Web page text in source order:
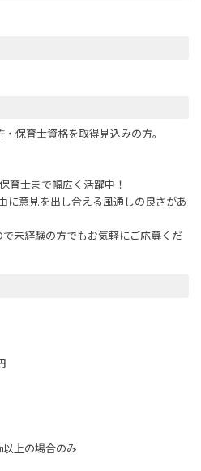
保育士資格を取得見込みの方。
育士まで幅広く活躍中！
に意見を出し合える風通しの良さがあ
未経験の方でもお気軽にご応募くだ
上の場合のみ